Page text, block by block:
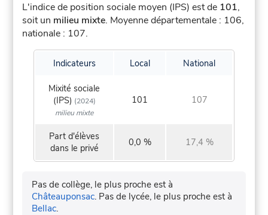
L'indice de position sociale moyen (IPS) est de 101,
soit un milieu mixte. Moyenne départementale : 106,
nationale : 107.
Indicateurs Local National
Mixité sociale
(IPS) (2024)
milieu mixte
101 107
Part d'élèves
dans le privé
0,0 % 17,4 %
Pas de collège, le plus proche est à
Châteauponsac. Pas de lycée, le plus proche est à
Bellac.